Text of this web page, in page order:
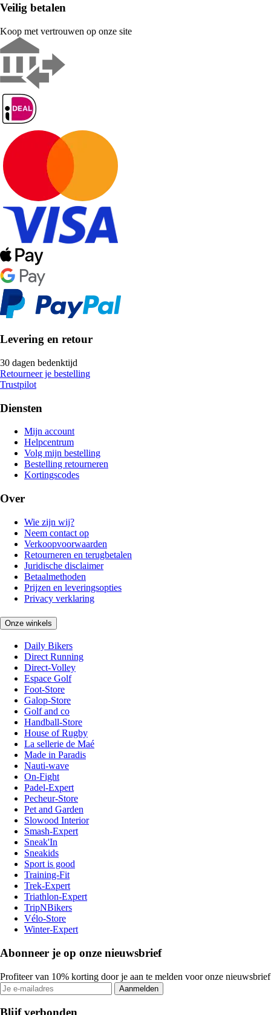
Veilig betalen
Koop met vertrouwen op onze site
Levering en retour
30 dagen bedenktijd
Retourneer je bestelling
Trustpilot
Diensten
Mijn account
Helpcentrum
Volg mijn bestelling
Bestelling retourneren
Kortingscodes
Over
Wie zijn wij?
Neem contact op
Verkoopvoorwaarden
Retourneren en terugbetalen
Juridische disclaimer
Betaalmethoden
Prijzen en leveringsopties
Privacy verklaring
Onze winkels
Daily Bikers
Direct Running
Direct-Volley
Espace Golf
Foot-Store
Galop-Store
Golf and co
Handball-Store
House of Rugby
La sellerie de Maé
Made in Paradis
Nauti-wave
On-Fight
Padel-Expert
Pecheur-Store
Pet and Garden
Slowood Interior
Smash-Expert
Sneak'In
Sneakids
Sport is good
Training-Fit
Trek-Expert
Triathlon-Expert
TripNBikers
Vélo-Store
Winter-Expert
Abonneer je op onze nieuwsbrief
Profiteer van 10% korting door je aan te melden voor onze nieuwsbrief
Aanmelden